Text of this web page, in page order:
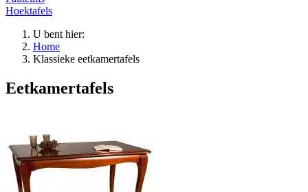
Hoektafels
U bent hier:
Home
Klassieke eetkamertafels
Eetkamertafels